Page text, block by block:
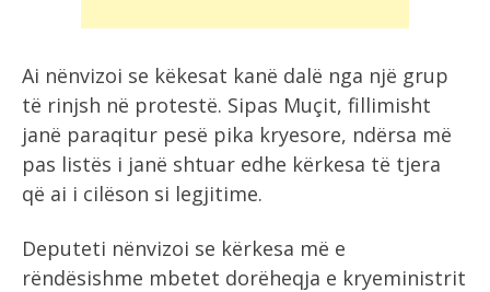
Ai nënvizoi se këkesat kanë dalë nga një grup
të rinjsh në protestë. Sipas Muçit, fillimisht
janë paraqitur pesë pika kryesore, ndërsa më
pas listës i janë shtuar edhe kërkesa të tjera
që ai i cilëson si legjitime.
Deputeti nënvizoi se kërkesa më e
rëndësishme mbetet dorëheqja e kryeministrit